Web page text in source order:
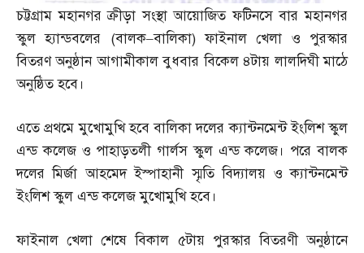
চট্টগ্রাম মহানগর ক্রীড়া সংস্থা আয়োজিত ফটিনসে বার মহানগর
স্কুল হ্যান্ডবলের (বালক–বালিকা)ফাইনাল খেলা ও পুরস্কার
বিতরণ অনুষ্ঠান আগামীকাল বুধবার বিকেল ৪টায় লালদিঘী মাঠে
অনুষ্ঠিত হবে।
এতে প্রথমে মুখোমুখি হবে বালিকা দলের ক্যান্টনমেন্ট ইংলিশ স্কুল
এন্ড কলেজ ও পাহাড়তলী গার্লস স্কুল এন্ড কলেজ। পরে বালক
দলের মির্জা আহমেদ ইস্পাহানী স্মৃতি বিদ্যালয় ও ক্যান্টনমেন্ট
ইংলিশ স্কুল এন্ড কলেজ মুখোমুখি হবে।
ফাইনাল খেলা শেষে বিকাল ৫টায় পুরস্কার বিতরণী অনুষ্ঠানে